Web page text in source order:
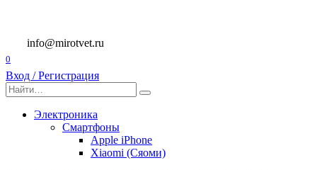
содержанию
info@mirotvet.ru
0
Вход / Регистрация
Search
for:
Электроника
Смартфоны
Apple iPhone
Xiaomi (Сяоми)